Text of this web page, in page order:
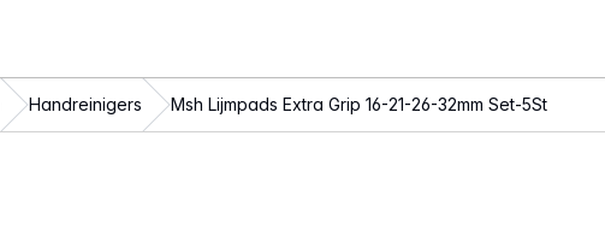
Handreinigers Msh Lijmpads Extra Grip 16-21-26-32mm Set-5St